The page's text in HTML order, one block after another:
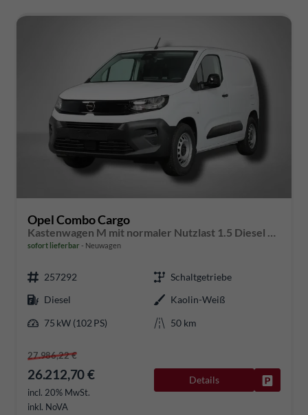
Opel Combo Cargo
Kastenwagen M mit normaler Nutzlast 1.5 Diesel 6-Gang
sofort lieferbar Neuwagen
257292
Schaltgetriebe
Diesel
Kaolin-Weiß
75 kW (102 PS)
50 km
27.986,22 €
26.212,70 €
incl. 20% MwSt.
inkl. NoVA
Details